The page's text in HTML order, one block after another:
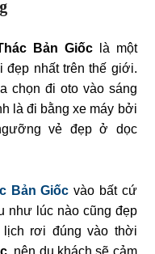
Bản Giốclà một
nhất trên thế giới.
chọn đi oto vào sáng
là đi bằng xe máy bởi
vẻ đẹp ở dọc
Bản Giốc vào bất cứ
như lúc nào cũng đẹp
rơi đúng vào thời
, nên du khách sẽ cảm